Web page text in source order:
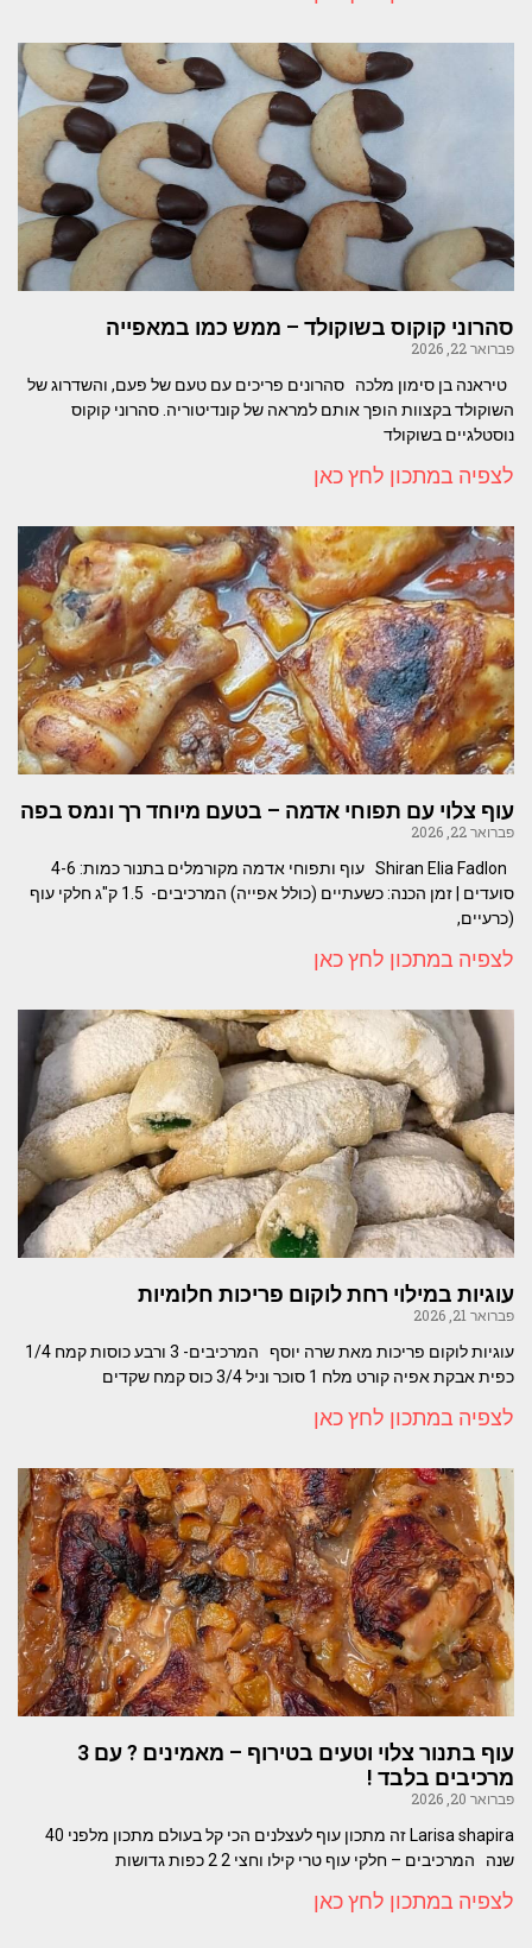
סהרוני קוקוס בשוקולד – ממש כמו במאפייה
פברואר 22, 2026
טיראנה בן סימון מלכה סהרונים פריכים עם טעם של פעם, והשדרוג של
השוקולד בקצוות הופך אותם למראה של קונדיטוריה. סהרוני קוקוס
נוסטלגיים בשוקולד
לצפיה במתכון לחץ כאן
עוף צלוי עם תפוחי אדמה – בטעם מיוחד רך ונמס בפה
פברואר 22, 2026
Shiran Elia Fadlon עוף ותפוחי אדמה מקורמלים בתנור כמות: 4-6
סועדים | זמן הכנה: כשעתיים (כולל אפייה) המרכיבים- 1.5 ק"ג חלקי עוף
(כרעיים,
לצפיה במתכון לחץ כאן
עוגיות במילוי רחת לוקום פריכות חלומיות
פברואר 21, 2026
עוגיות לוקום פריכות מאת שרה יוסף המרכיבים- 3 ורבע כוסות קמח 1/4
כפית אבקת אפיה קורט מלח 1 סוכר וניל 3/4 כוס קמח שקדים
לצפיה במתכון לחץ כאן
עוף בתנור צלוי וטעים בטירוף – מאמינים ? עם 3
מרכיבים בלבד !
פברואר 20, 2026
Larisa shapira זה מתכון עוף לעצלנים הכי קל בעולם מתכון מלפני 40
שנה המרכיבים – חלקי עוף טרי קילו וחצי 2 2 כפות גדושות
לצפיה במתכון לחץ כאן